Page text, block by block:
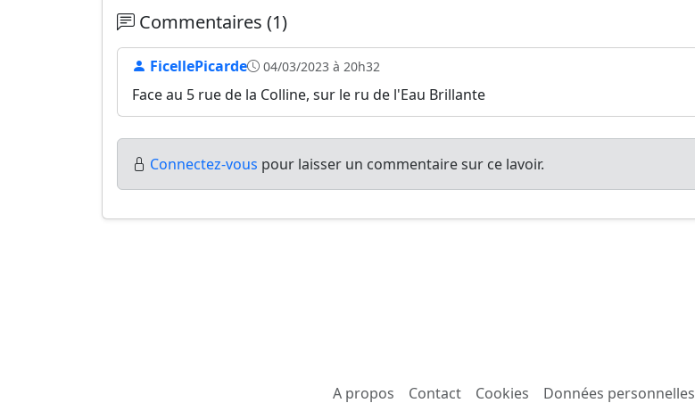
Commentaires (1)
FicellePicarde 04/03/2023 à 20h32
Face au 5 rue de la Colline, sur le ru de l'Eau Brillante
Connectez-vous pour laisser un commentaire sur ce lavoir.
A propos Contact Cookies Données personnelles